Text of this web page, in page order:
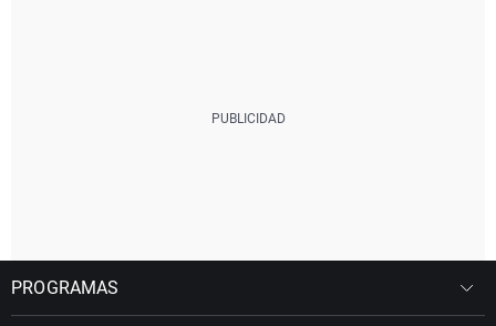
PROGRAMAS